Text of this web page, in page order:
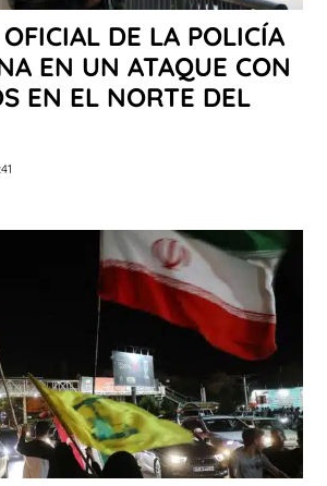
DE LA POLICÍA
EN UN ATAQUE CON
EN EL NORTE DEL